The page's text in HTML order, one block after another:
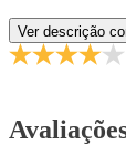
Ver descrição